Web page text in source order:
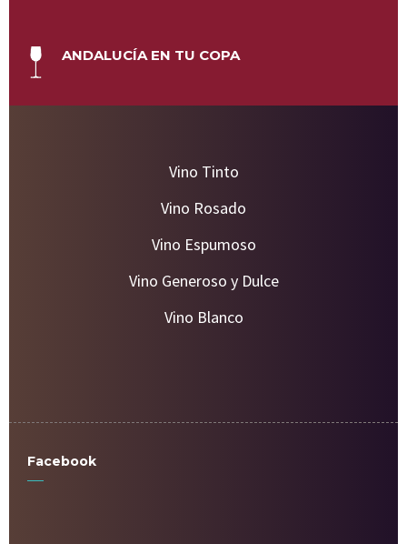
ANDALUCÍA EN TU COPA
Vino Tinto
Vino Rosado
Vino Espumoso
/
Vino Generoso y Dulce
Vino Blanco
Facebook